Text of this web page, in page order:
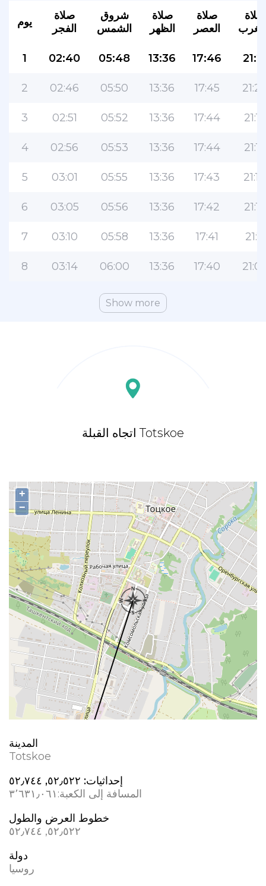
يوم
صلاة
الفجر
شروق
الشمس
صلاة
الظهر
صلاة
العصر
صلاة
1 02:40 05:48 13:36 17:46
2 02:46 05:50 13:36 17:45
3 02:51 05:52 13:36 17:44 21:18
4 02:56 05:53 13:36 17:44 21:16
5 03:01 05:55 13:36 17:43 21:14
6 03:05 05:56 13:36 17:42 21:12
7 03:10 05:58 13:36 17:41 21:11
8 03:14 06:00 13:36 17:40
Show more
اتجاه القبلة Totskoe
+
−
المدينة
Totskoe
إحداثيات: ٥٢٫٥٢٢, ٥٢٫٧٤٤
المسافة إلى الكعبة: ٣٬٦٣١٫٠٦١
خطوط العرض والطول
٥٢٫٥٢٢, ٥٢٫٧٤٤
دولة
روسيا